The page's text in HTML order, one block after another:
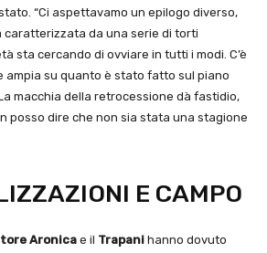
“Ci aspettavamo un epilogo diverso,
caratterizzata da una serie di torti
sta cercando di ovviare in tutti i modi. C’è
ampia su quanto è stato fatto sul piano
macchia della retrocessione dà fastidio,
posso dire che non sia stata una stagione
E CAMPO
Aronica e il Trapani hanno dovuto